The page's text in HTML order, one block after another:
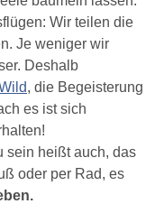
Wir teilen die
Je weniger wir
Deshalb
, die Begeisterung
es ist sich
sein heißt auch, das
oder per Rad, es